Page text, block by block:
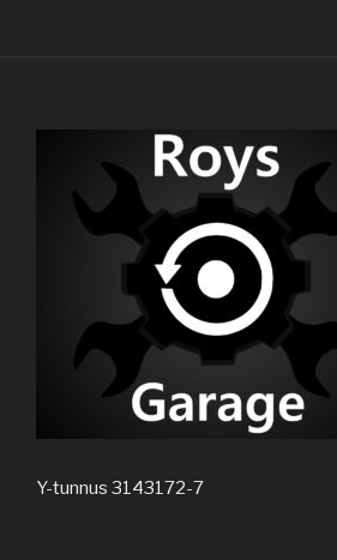
Y-tunnus 3143172-7